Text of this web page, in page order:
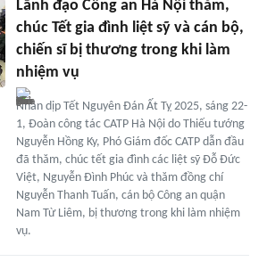
Lãnh đạo Công an Hà Nội thăm,
chúc Tết gia đình liệt sỹ và cán bộ,
chiến sĩ bị thương trong khi làm
nhiệm vụ
Nhân dịp Tết Nguyên Đán Ất Tỵ 2025, sáng 22-
1, Đoàn công tác CATP Hà Nội do Thiếu tướng
Nguyễn Hồng Ky, Phó Giám đốc CATP dẫn đầu
đã thăm, chúc tết gia đình các liệt sỹ Đỗ Đức
Việt, Nguyễn Đình Phúc và thăm đồng chí
Nguyễn Thanh Tuấn, cán bộ Công an quận
Nam Từ Liêm, bị thương trong khi làm nhiệm
vụ.